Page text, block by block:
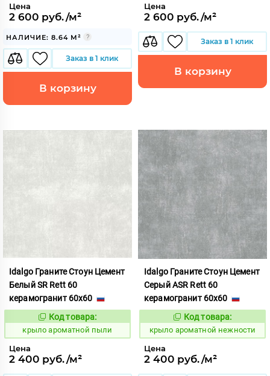
Цена
2 600 руб./м²
НАЛИЧИЕ: 8.64 М²
Заказ в 1 клик
В корзину
Цена
2 600 руб./м²
Заказ в 1 клик
В корзину
Idalgo Граните Стоун Цемент
Белый SR Rett 60
керамогранит 60x60
828451
Код товара:
крыло ароматной пыли
Цена
2 400 руб./м²
Idalgo Граните Стоун Цемент
Серый ASR Rett 60
керамогранит 60x60
828433
Код товара:
крыло ароматной нежности
Цена
2 400 руб./м²